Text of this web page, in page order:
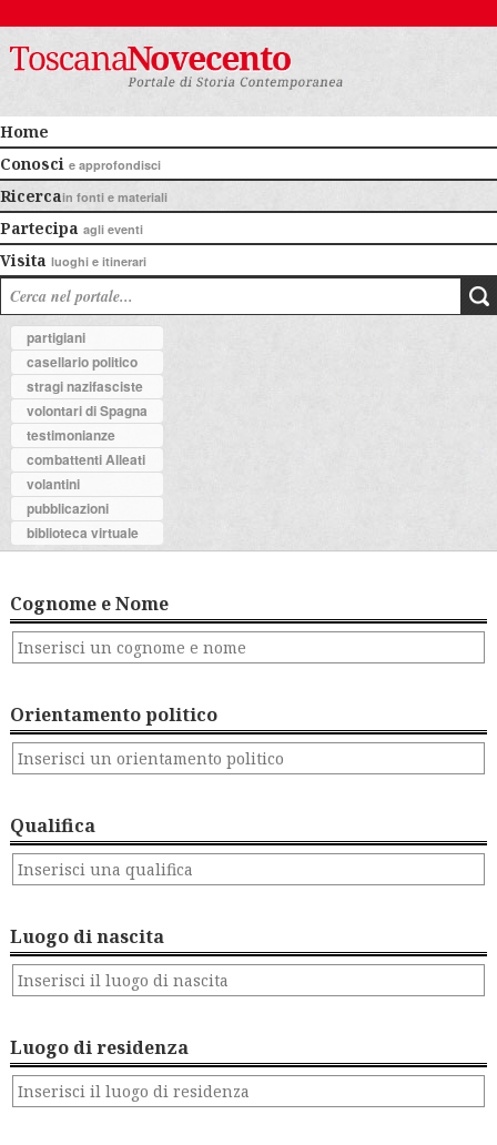
Home
Conosci e approfondisci
Ricercain fonti e materiali
Partecipa agli eventi
Visita luoghi e itinerari
partigiani
casellario politico
stragi nazifasciste
volontari di Spagna
testimonianze
combattenti Alleati
volantini
pubblicazioni
biblioteca virtuale
Cognome e Nome
Orientamento politico
Qualifica
Luogo di nascita
Luogo di residenza